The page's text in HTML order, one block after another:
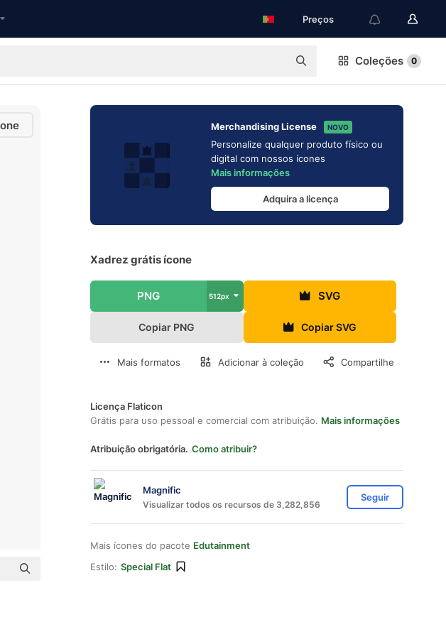
Preços
Coleções 0
Merchandising License NOVO
Personalize qualquer produto físico ou
digital com nossos ícones
Mais informações
Adquira a licença
Xadrez grátis ícone
PNG 512px SVG
Copiar PNG Copiar SVG
Mais formatos Adicionar à coleção Compartilhe
Licença Flaticon
Grátis para uso pessoal e comercial com atribuição. Mais informações
Atribuição obrigatória. Como atribuir?
Magnific
Visualizar todos os recursos de 3,282,856
Seguir
Mais ícones do pacote Edutainment
Estilo: Special Flat